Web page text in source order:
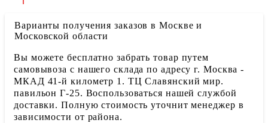
Варианты получения заказов в Москве и
Московской области
Вы можете бесплатно забрать товар путем
самовывоза с нашего склада по адресу г. Москва -
МКАД 41-й километр 1. ТЦ Славянский мир.
павильон Г-25. Воспользоваться нашей службой
доставки. Полную стоимость уточнит менеджер в
зависимости от района.